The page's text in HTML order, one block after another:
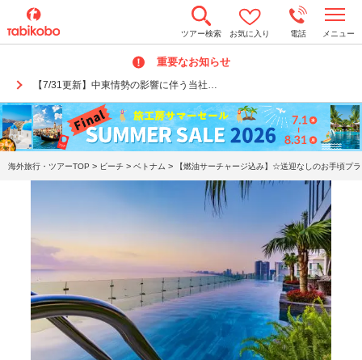
ツアー検索 お気に入り 電話 メニュー
重要なお知らせ
【7/31更新】中東情勢の影響に伴う当社…
o
n
a
v
i
g
a
海外旅行・ツアーTOP > ビーチ > ベトナム > 【燃油サーチャージ込み】☆送迎なしのお手頃プ